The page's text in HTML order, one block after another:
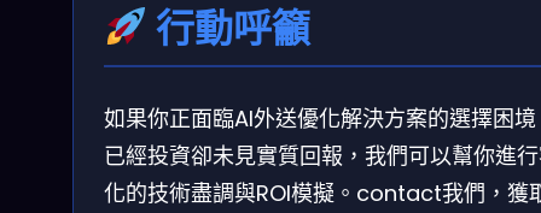
行動呼籲
如果你正面臨AI外送優化解決方案的選擇困
已經投資卻未見實質回報，我們可以幫你進
化的技術盡調與ROI模擬。contact我們，獲